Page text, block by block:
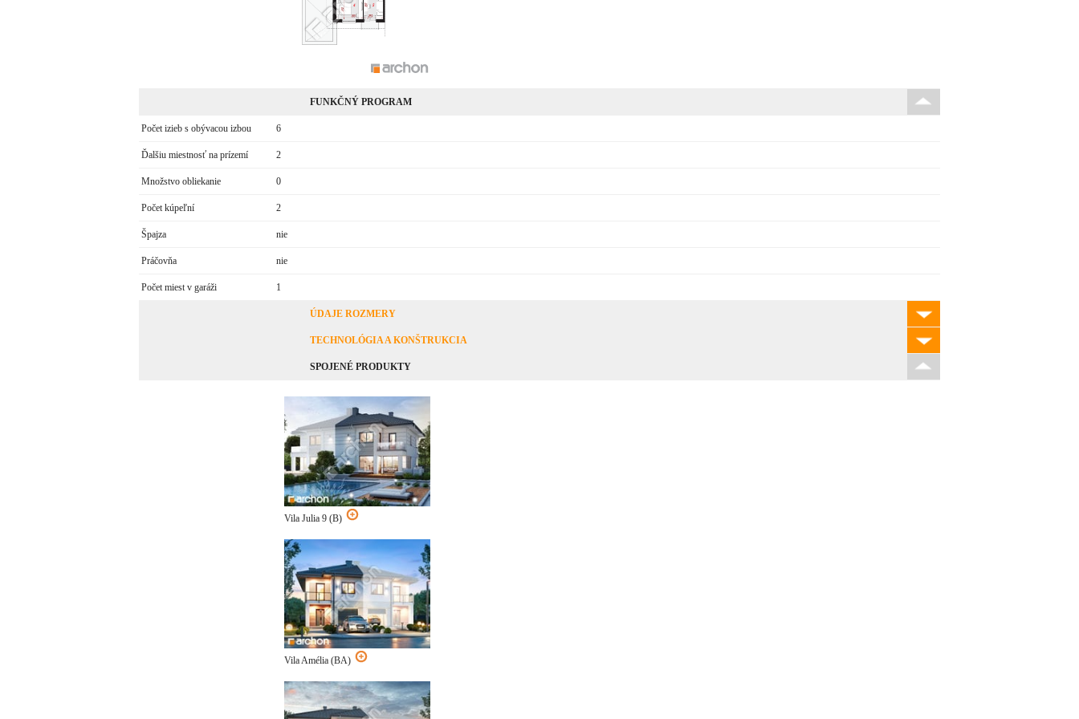
FUNKČNÝ PROGRAM
Počet izieb s obývacou izbou 6
Ďalšiu miestnosť na prízemí 2
Množstvo obliekanie 0
Počet kúpeľní 2
Špajza nie
Práčovňa nie
Počet miest v garáži 1
ÚDAJE ROZMERY
TECHNOLÓGIA A KONŠTRUKCIA
SPOJENÉ PRODUKTY
Vila Julia 9 (B)
Vila Amélia (BA)